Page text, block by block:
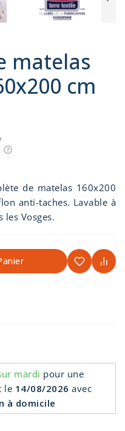
matelas
cm
de matelas 160x200
anti-taches. Lavable à
les Vosges.
mardi pour une
le 14/08/2026 avec
à domicile